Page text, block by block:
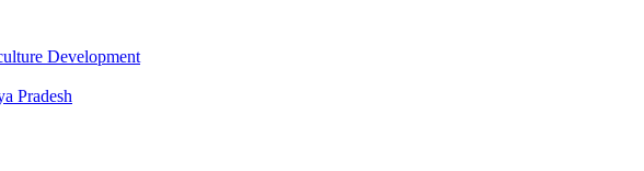
Development
Pradesh